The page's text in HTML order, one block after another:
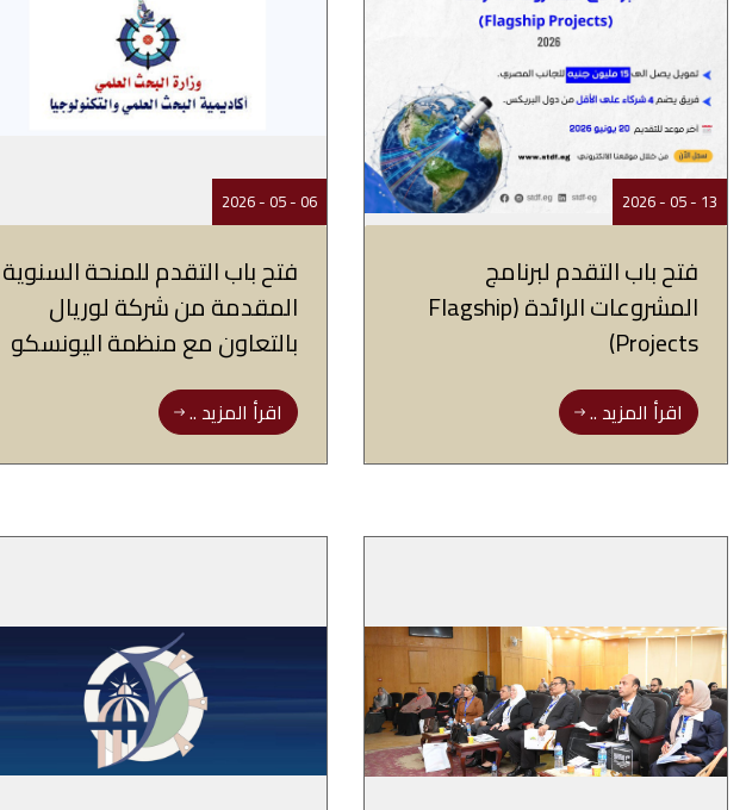
13 - 05 - 2026
فتح باب التقدم لبرنامج
المشروعات الرائدة (Flagship
Projects)
اقرأ المزيد ..
06 - 05 - 2026
فتح باب التقدم للمنحة السنوية
المقدمة من شركة لوريال
بالتعاون مع منظمة اليونسكو
اقرأ المزيد ..